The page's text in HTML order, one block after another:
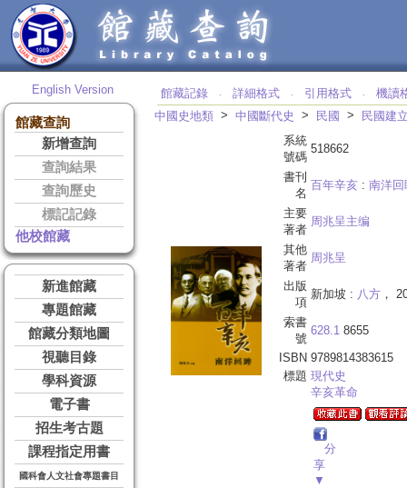
English Version
館藏查詢
新增查詢
查詢結果
查詢歷史
標記記錄
他校館藏
新進館藏
專題館藏
館藏分類地圖
視聽目錄
學科資源
電子書
招生考古題
課程指定用書
國科會人文社會專題書目
館藏記錄 ‧ 詳細格式 ‧ 引用格式 ‧
機讀
中國史地類 > 中國斷代史 > 民國 >
民國建
系統
號碼
518662
書刊
名
百年辛亥 : 南洋回
主要
著者
周兆呈主编
其他
著者
周兆呈
出版
項
新加坡 : 八方 ，
索書
號
628.1 8655
ISBN 9789814383615
標題 現代史
辛亥革命
分
享
▼